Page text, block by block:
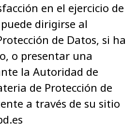
en el ejercicio de
dirigirse al
de Datos, si ha
o presentar una
la Autoridad de
de Protección de
a través de su sitio